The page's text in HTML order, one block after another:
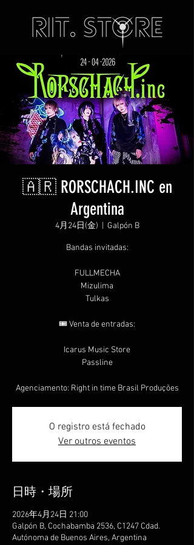
🇦🇷 RORSCHACH.INC en
Argentina
4月24日(金) Galpón B
Bandas invitadas:
FULLMECHA
Mizulima
Tulkas
🎟️ Venta de entradas:
Icarus Music Store
Passline
Agenciamento: Right in time Brasil Produções
O registro está fechado
Ver outros eventos
日時・場所
2026年4月24日 21:00
Galpón B, Cochabamba 2536, C1247 Cdad.
Autónoma de Buenos Aires, Argentina